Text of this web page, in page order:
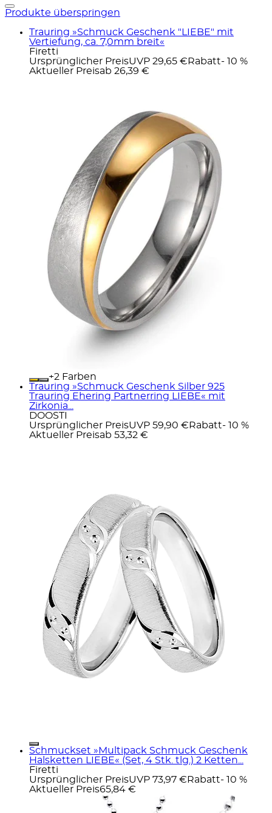
Produkte überspringen
Trauring »Schmuck Geschenk "LIEBE" mit
Vertiefung, ca. 7,0mm breit«
Firetti
Ursprünglicher PreisUVP 29,65 € Rabatt- 10 %
Aktueller Preisab 26,39 €
+
Farben
Trauring »Schmuck Geschenk Silber 925
Trauring Ehering Partnerring LIEBE« mit
Zirkonia...
DOOSTI
Ursprünglicher PreisUVP 59,90 € Rabatt- 10 %
Aktueller Preisab 53,32 €
Schmuckset »Multipack Schmuck Geschenk
Halsketten LIEBE« (Set, 4 Stk. tlg.) 2 Ketten...
Firetti
Ursprünglicher PreisUVP 73,97 € Rabatt- 10 %
Aktueller Preis65,84 €